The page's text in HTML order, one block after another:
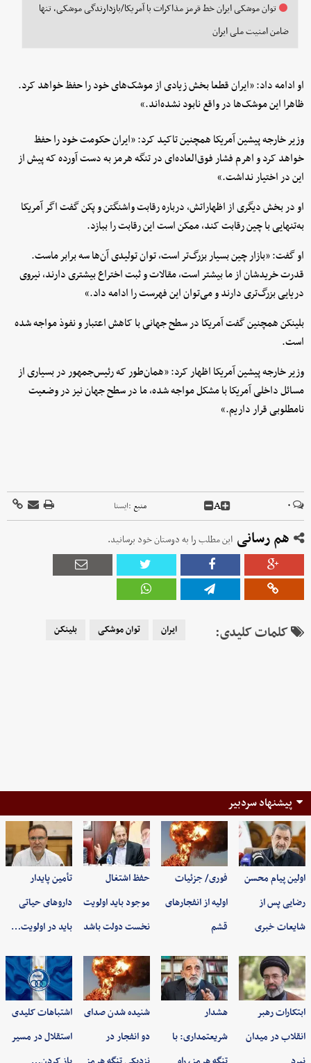
توان موشکی ایران خط قرمز مذاکرات با آمریکا/بازدارندگی موشکی، تنها
ضامن امنیت ملی ایران
او ادامه داد: «ایران قطعا بخش زیادی از موشک‌های خود را حفظ خواهد کرد.
ظاهرا این موشک‌ها در واقع نابود نشده‌اند.»
وزیر خارجه پیشین آمریکا همچنین تاکید کرد: «ایران حکومت خود را حفظ
خواهد کرد و اهرم فشار فوق‌العاده‌ای در تنگه هرمز به دست آورده که پیش از
این در اختیار نداشت.»
او در بخش دیگری از اظهاراتش، درباره رقابت واشنگتن و پکن گفت اگر آمریکا
به‌تنهایی با چین رقابت کند، ممکن است این رقابت را ببازد.
او گفت: «بازار چین بسیار بزرگ‌تر است، توان تولیدی آن‌ها سه برابر ماست.
قدرت خریدشان از ما بیشتر است، مقالات و ثبت اختراع بیشتری دارند، نیروی
دریایی بزرگ‌تری دارند و می‌توان این فهرست را ادامه داد.»
بلینکن همچنین گفت آمریکا در سطح جهانی با کاهش اعتبار و نفوذ مواجه شده
است.
وزیر خارجه پیشین آمریکا اظهار کرد: «همان‌طور که رئیس‌جمهور در بسیاری از
مسائل داخلی آمریکا با مشکل مواجه شده، ما در سطح جهان نیز در وضعیت
نامطلوبی قرار داریم.»
۰ A منبع :ايسنا
هم رسانی این مطلب را به دوستان خود برسانید.
کلمات کلیدی: ایران توان موشکی بلینکن
پیشنهاد سردبیر
اولین پیام محسن
رضایی پس از
شایعات خبری
فوری/ جزئیات
اولیه از انفجارهای
قشم
حفظ اشتغال
موجود باید اولویت
نخست دولت باشد
تأمین پایدار
داروهای حیاتی
باید در اولویت…
ابتکارات رهبر
انقلاب در میدان
هشدار
شریعتمداری: با
شنیده شدن صدای
دو انفجار در
اشتباهات کلیدی
استقلال در مسیر